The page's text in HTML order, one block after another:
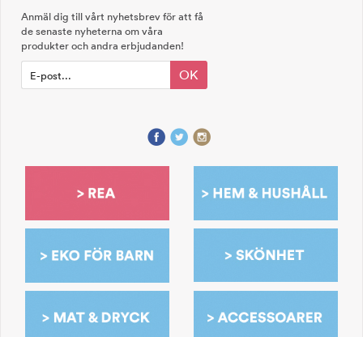
Anmäl dig till vårt nyhetsbrev för att få
de senaste nyheterna om våra
produkter och andra erbjudanden!
OK